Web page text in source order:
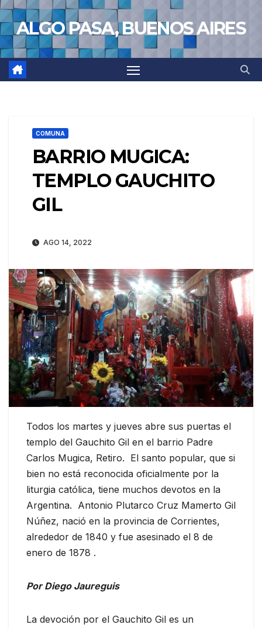
Saltar
al
contenido
ALGO PASA, BUENOS AIRES
COMUNA
BARRIO MUGICA:
TEMPLO GAUCHITO
GIL
AGO 14, 2022
Todos los martes y jueves abre sus puertas el
templo del Gauchito Gil en el barrio Padre
Carlos Mugica, Retiro. El santo popular, que si
bien no está reconocida oficialmente por la
liturgia católica, tiene muchos devotos en la
Argentina. Antonio Plutarco Cruz Mamerto Gil
Núñez, nació en la provincia de Corrientes,
alrededor de 1840 y fue asesinado el 8 de
enero de 1878 .
Por Diego Jaureguis
La devoción por el Gauchito Gil es un